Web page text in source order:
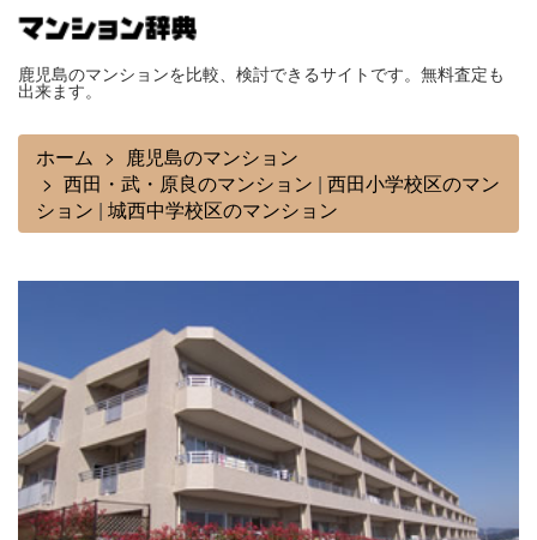
鹿児島のマンションを比較、検討できるサイトです。無料査定も
出来ます。
ホーム
鹿児島のマンション
西田・武・原良のマンション | 西田小学校区のマン
ション | 城西中学校区のマンション